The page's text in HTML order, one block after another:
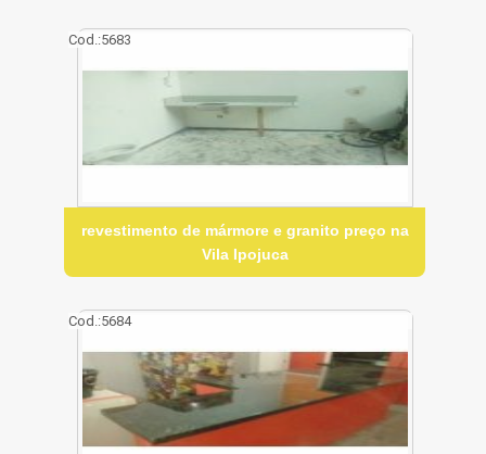
Cod.:5683
revestimento de mármore e granito preço na
Vila Ipojuca
Cod.:5684